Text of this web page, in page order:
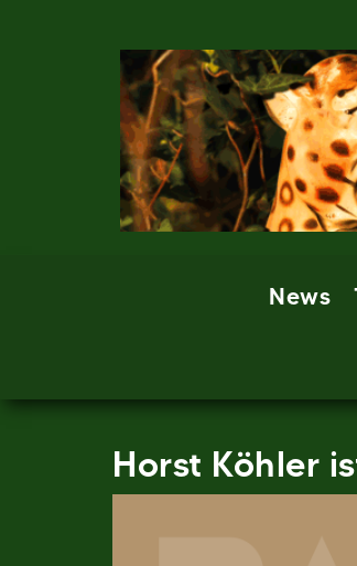
News
Horst Köhler